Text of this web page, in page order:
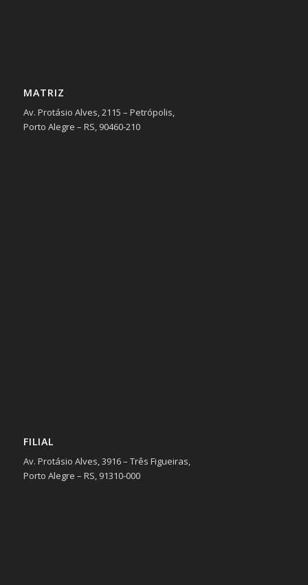
MATRIZ
Av. Protásio Alves, 2115 – Petrópolis,
Porto Alegre – RS, 90460-210
FILIAL
Av. Protásio Alves, 3916 – Três Figueiras,
Porto Alegre – RS, 91310-000